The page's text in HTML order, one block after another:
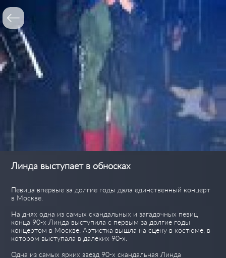
Линда выступает в обносках
Певица впервые за долгие годы дала единственный концерт
в Москве.
На днях одна из самых скандальных и загадочных певиц
конца 90-х Линда выступила с первым за долгие годы
концертом в Москве. Артистка вышла на сцену в костюме, в
котором выступала в далеких 90-х.
Одна из самых ярких звезд 90-х скандальная Линда